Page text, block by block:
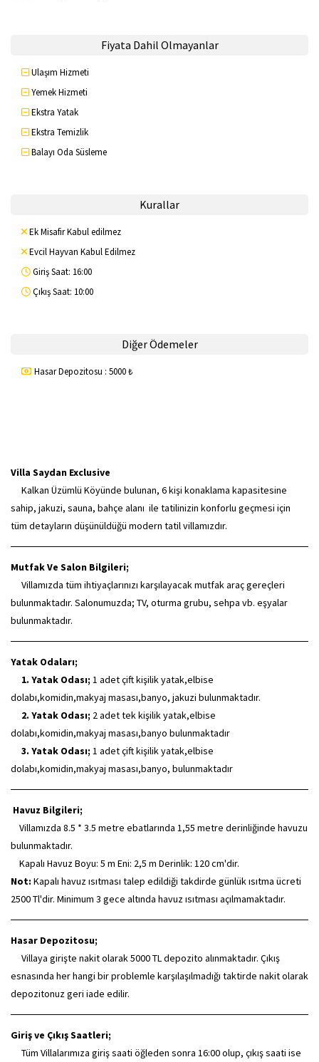
Fiyata Dahil Olmayanlar
Ulaşım Hizmeti
Yemek Hizmeti
Ekstra Yatak
Ekstra Temizlik
Balayı Oda Süsleme
Kurallar
Ek Misafir Kabul edilmez
Evcil Hayvan Kabul Edilmez
Giriş Saat: 16:00
Çıkış Saat: 10:00
Diğer Ödemeler
Hasar Depozitosu : 5000 ₺
Villa Saydan Exclusive
Kalkan Üzümlü Köyünde bulunan, 6 kişi konaklama kapasitesine
sahip, jakuzi, sauna, bahçe alanı ile tatilinizin konforlu geçmesi için
tüm detayların düşünüldüğü modern tatil villamızdır.
Mutfak Ve Salon Bilgileri;
Villamızda tüm ihtiyaçlarınızı karşılayacak mutfak araç gereçleri
bulunmaktadır. Salonumuzda; TV, oturma grubu, sehpa vb. eşyalar
bulunmaktadır.
Yatak Odaları;
1. Yatak Odası; 1 adet çift kişilik yatak,elbise
dolabı,komidin,makyaj masası,banyo, jakuzi bulunmaktadır.
2. Yatak Odası; 2 adet tek kişilik yatak,elbise
dolabı,komidin,makyaj masası,banyo bulunmaktadır
3. Yatak Odası; 1 adet çift kişilik yatak,elbise
dolabı,komidin,makyaj masası,banyo, bulunmaktadır
Havuz Bilgileri;
Villamızda 8.5 * 3.5 metre ebatlarında 1,55 metre derinliğinde havuzu
bulunmaktadır.
Kapalı Havuz Boyu: 5 m Eni: 2,5 m Derinlik: 120 cm'dir.
Not: Kapalı havuz ısıtması talep edildiği takdirde günlük ısıtma ücreti
2500 Tl'dir. Minimum 3 gece altında havuz ısıtması açılmamaktadır.
Hasar Depozitosu;
Villaya girişte nakit olarak 5000 TL depozito alınmaktadır. Çıkış
esnasında her hangi bir problemle karşılaşılmadığı taktirde nakit olarak
depozitonuz geri iade edilir.
Giriş ve Çıkış Saatleri;
Tüm Villalarımıza giriş saati öğleden sonra 16:00 olup, çıkış saati ise